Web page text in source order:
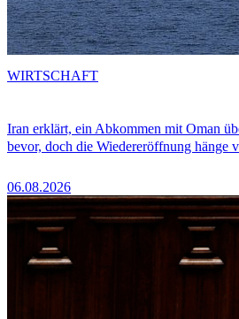
Iran erklärt, ein Abkommen mit Oman
bevor, doch die Wiedereröffnung hänge
06.08.2026
WIRTSCHAFT